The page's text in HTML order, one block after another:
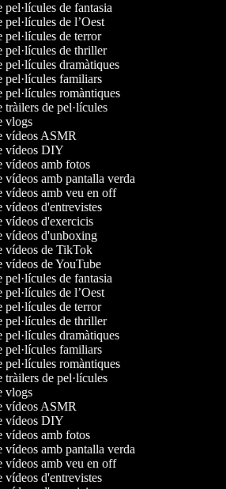
pel·lícules de fantasia
pel·lícules de l’Oest
pel·lícules de terror
pel·lícules de thriller
pel·lícules dramàtiques
pel·lícules familiars
pel·lícules romàntiques
tràilers de pel·lícules
vlogs
vídeos ASMR
vídeos DIY
vídeos amb fotos
vídeos amb pantalla verda
vídeos amb veu en off
vídeos d'entrevistes
vídeos d'exercicis
vídeos d'unboxing
vídeos de TikTok
vídeos de YouTube
pel·lícules de fantasia
pel·lícules de l’Oest
pel·lícules de terror
pel·lícules de thriller
pel·lícules dramàtiques
pel·lícules familiars
pel·lícules romàntiques
tràilers de pel·lícules
vlogs
vídeos ASMR
vídeos DIY
vídeos amb fotos
vídeos amb pantalla verda
vídeos amb veu en off
vídeos d'entrevistes